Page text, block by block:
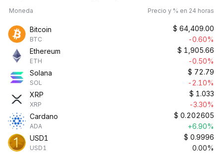
Moneda Precio y % en 24 horas
Bitcoin
BTC
$ 64,409.00
-0.60%
Ethereum
ETH
$ 1,905.66
-0.50%
Solana
SOL
$ 72.79
-2.10%
XRP
XRP
$ 1.033
-3.30%
Cardano
ADA
$ 0.202605
+6.90%
USD1
USD1
$ 0.9996
0.00%